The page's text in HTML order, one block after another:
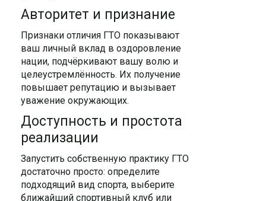
Авторитет и признание
Признаки отличия ГТО показывают
ваш личный вклад в оздоровление
нации, подчёркивают вашу волю и
целеустремлённость. Их получение
повышает репутацию и вызывает
уважение окружающих.
Доступность и простота
реализации
Запустить собственную практику ГТО
достаточно просто: определите
подходящий вид спорта, выберите
ближайший спортивный клуб или